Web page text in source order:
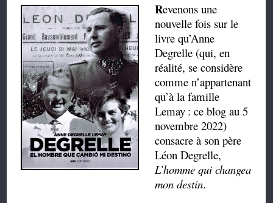
Revenons une
nouvelle fois sur le
livre qu’Anne
Degrelle (qui, en
réalité, se considère
comme n’appartenant
qu’à la famille
Lemay : ce blog au 5
novembre 2022)
consacre à son père
Léon Degrelle,
L’homme qui changea
mon destin.